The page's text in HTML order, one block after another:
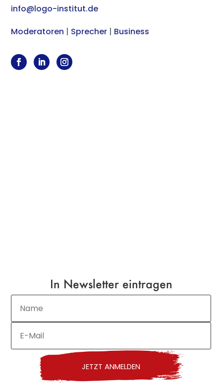
info@logo-institut.de
Moderatoren | Sprecher | Business
In Newsletter eintragen
JETZT ANMELDEN